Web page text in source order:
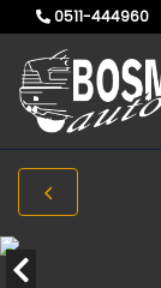
0511-444960